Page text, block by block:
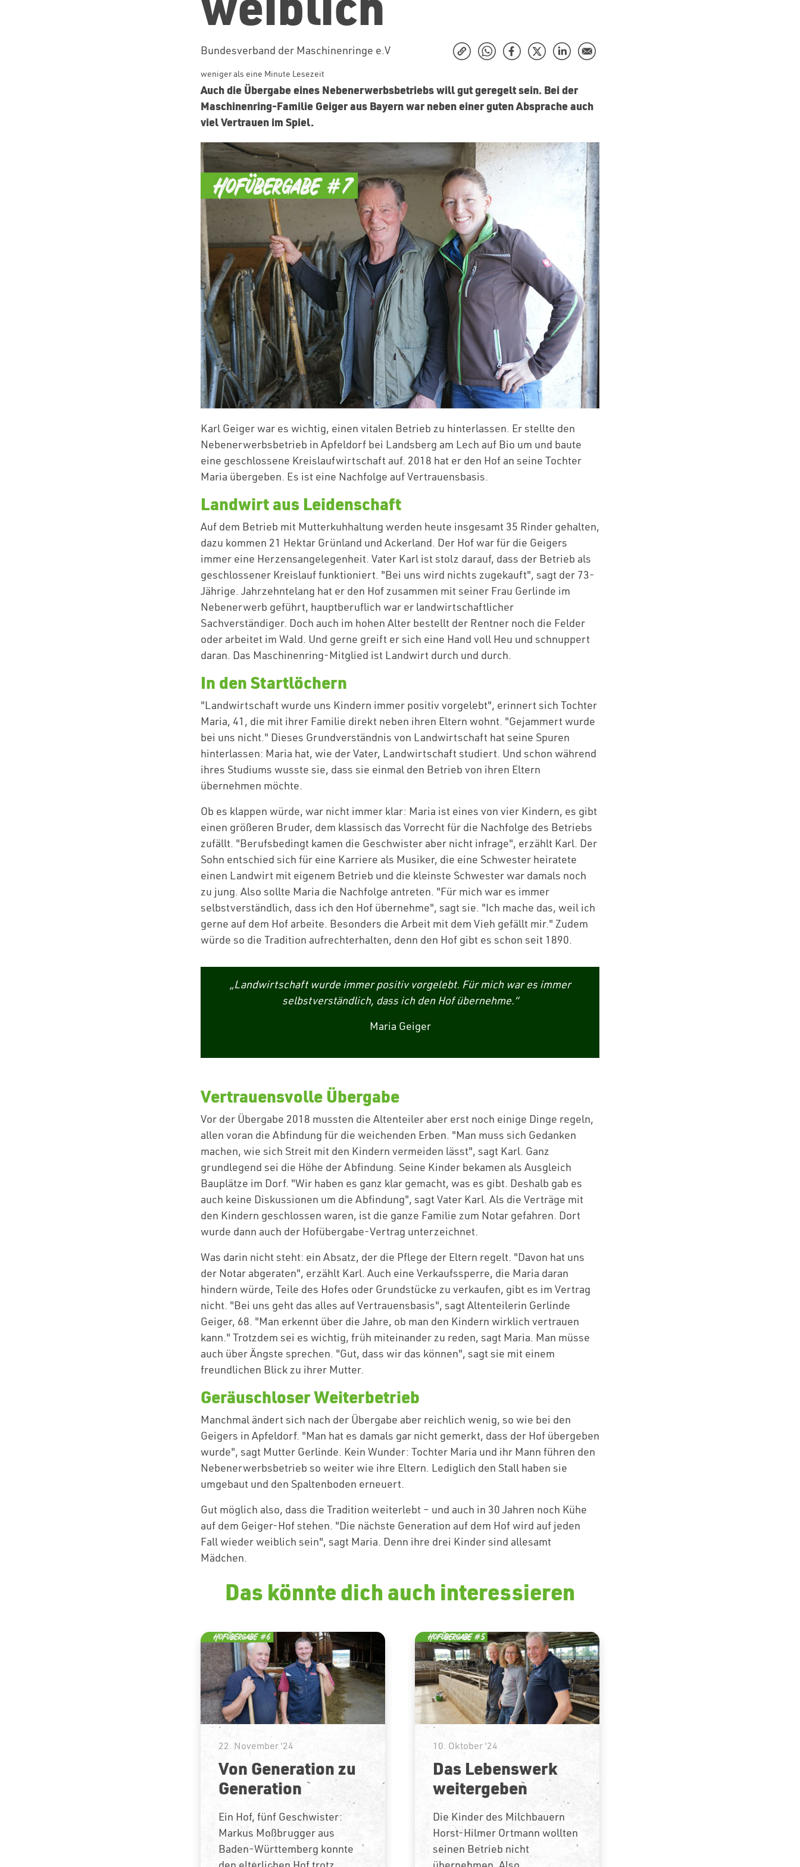
Bundesverband der Maschinenringe e.V
weniger als eine Minute Lesezeit
Auch die Übergabe eines Nebenerwerbsbetriebs will gut geregelt sein. Bei der
Maschinenring-Familie Geiger aus Bayern war neben einer guten Absprache auch
viel Vertrauen im Spiel.
Karl Geiger war es wichtig, einen vitalen Betrieb zu hinterlassen. Er stellte den
Nebenerwerbsbetrieb in Apfeldorf bei Landsberg am Lech auf Bio um und baute
eine geschlossene Kreislaufwirtschaft auf. 2018 hat er den Hof an seine Tochter
Maria übergeben. Es ist eine Nachfolge auf Vertrauensbasis.
Landwirt aus Leidenschaft
Auf dem Betrieb mit Mutterkuhhaltung werden heute insgesamt 35 Rinder gehalten,
dazu kommen 21 Hektar Grünland und Ackerland. Der Hof war für die Geigers
immer eine Herzensangelegenheit. Vater Karl ist stolz darauf, dass der Betrieb als
geschlossener Kreislauf funktioniert. "Bei uns wird nichts zugekauft", sagt der 73-
Jährige. Jahrzehntelang hat er den Hof zusammen mit seiner Frau Gerlinde im
Nebenerwerb geführt, hauptberuflich war er landwirtschaftlicher
Sachverständiger. Doch auch im hohen Alter bestellt der Rentner noch die Felder
oder arbeitet im Wald. Und gerne greift er sich eine Hand voll Heu und schnuppert
daran. Das Maschinenring-Mitglied ist Landwirt durch und durch.
In den Startlöchern
"Landwirtschaft wurde uns Kindern immer positiv vorgelebt", erinnert sich Tochter
Maria, 41, die mit ihrer Familie direkt neben ihren Eltern wohnt. "Gejammert wurde
bei uns nicht." Dieses Grundverständnis von Landwirtschaft hat seine Spuren
hinterlassen: Maria hat, wie der Vater, Landwirtschaft studiert. Und schon während
ihres Studiums wusste sie, dass sie einmal den Betrieb von ihren Eltern
übernehmen möchte.
Ob es klappen würde, war nicht immer klar: Maria ist eines von vier Kindern, es gibt
einen größeren Bruder, dem klassisch das Vorrecht für die Nachfolge des Betriebs
zufällt. "Berufsbedingt kamen die Geschwister aber nicht infrage", erzählt Karl. Der
Sohn entschied sich für eine Karriere als Musiker, die eine Schwester heiratete
einen Landwirt mit eigenem Betrieb und die kleinste Schwester war damals noch
zu jung. Also sollte Maria die Nachfolge antreten. "Für mich war es immer
selbstverständlich, dass ich den Hof übernehme", sagt sie. "Ich mache das, weil ich
gerne auf dem Hof arbeite. Besonders die Arbeit mit dem Vieh gefällt mir." Zudem
würde so die Tradition aufrechterhalten, denn den Hof gibt es schon seit 1890.
„Landwirtschaft wurde immer positiv vorgelebt. Für mich war es immer
selbstverständlich, dass ich den Hof übernehme.“
Maria Geiger
Vertrauensvolle Übergabe
Vor der Übergabe 2018 mussten die Altenteiler aber erst noch einige Dinge regeln,
allen voran die Abfindung für die weichenden Erben. "Man muss sich Gedanken
machen, wie sich Streit mit den Kindern vermeiden lässt", sagt Karl. Ganz
grundlegend sei die Höhe der Abfindung. Seine Kinder bekamen als Ausgleich
Bauplätze im Dorf. "Wir haben es ganz klar gemacht, was es gibt. Deshalb gab es
auch keine Diskussionen um die Abfindung", sagt Vater Karl. Als die Verträge mit
den Kindern geschlossen waren, ist die ganze Familie zum Notar gefahren. Dort
wurde dann auch der Hofübergabe-Vertrag unterzeichnet.
Was darin nicht steht: ein Absatz, der die Pflege der Eltern regelt. "Davon hat uns
der Notar abgeraten", erzählt Karl. Auch eine Verkaufssperre, die Maria daran
hindern würde, Teile des Hofes oder Grundstücke zu verkaufen, gibt es im Vertrag
nicht. "Bei uns geht das alles auf Vertrauensbasis", sagt Altenteilerin Gerlinde
Geiger, 68. "Man erkennt über die Jahre, ob man den Kindern wirklich vertrauen
kann." Trotzdem sei es wichtig, früh miteinander zu reden, sagt Maria. Man müsse
auch über Ängste sprechen. "Gut, dass wir das können", sagt sie mit einem
freundlichen Blick zu ihrer Mutter.
Geräuschloser Weiterbetrieb
Manchmal ändert sich nach der Übergabe aber reichlich wenig, so wie bei den
Geigers in Apfeldorf. "Man hat es damals gar nicht gemerkt, dass der Hof übergeben
wurde", sagt Mutter Gerlinde. Kein Wunder: Tochter Maria und ihr Mann führen den
Nebenerwerbsbetrieb so weiter wie ihre Eltern. Lediglich den Stall haben sie
umgebaut und den Spaltenboden erneuert.
Gut möglich also, dass die Tradition weiterlebt – und auch in 30 Jahren noch Kühe
auf dem Geiger-Hof stehen. "Die nächste Generation auf dem Hof wird auf jeden
Fall wieder weiblich sein", sagt Maria. Denn ihre drei Kinder sind allesamt
Mädchen.
Das könnte dich auch interessieren
22. November '24
Von Generation zu
Generation
Ein Hof, fünf Geschwister:
Markus Moßbrugger aus
Baden-Württemberg konnte
10. Oktober '24
Das Lebenswerk
weitergeben
Die Kinder des Milchbauern
Horst-Hilmer Ortmann wollten
seinen Betrieb nicht